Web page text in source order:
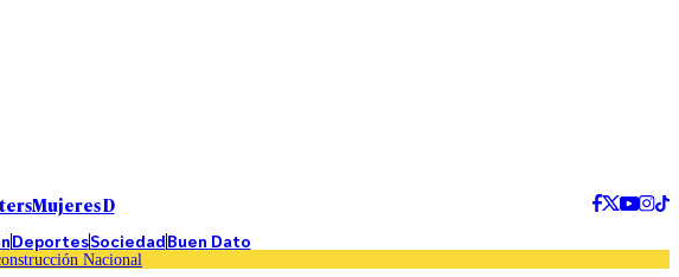
Mujeres D
DeportesSociedadBuen Dato
Nacional